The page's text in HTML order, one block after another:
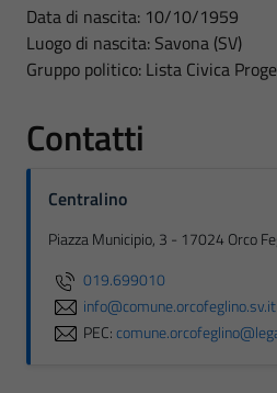
Data di nascita: 10/10/1959
Luogo di nascita: Savona (SV)
Gruppo politico: Lista Civica
Contatti
Centralino
Piazza Municipio, 3 - 17024 Orco
019.699010
info@comune.orcofeglino.sv.it
PEC: